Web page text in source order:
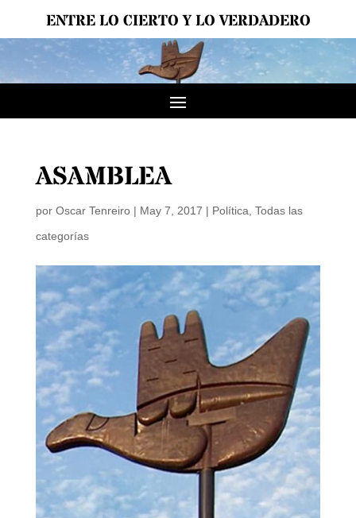
ENTRE LO CIERTO Y LO VERDADERO
ASAMBLEA
por Oscar Tenreiro| May 7, 2017 | Política Todas las
categorías